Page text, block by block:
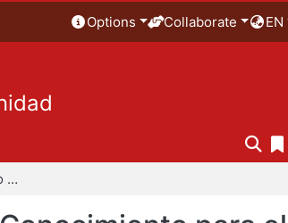
Options Collaborate EN
Artículos - Departamento de Investigación y Conocimiento para el Diseño